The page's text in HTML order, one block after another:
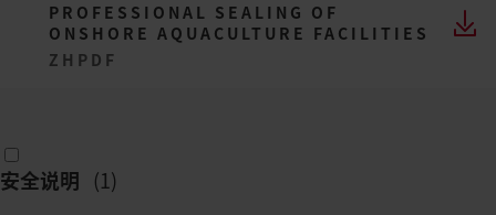
PROFESSIONAL SEALING OF
ONSHORE AQUACULTURE FACILITIES
ZH PDF
安全说明 (1)